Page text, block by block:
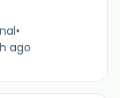
•
ago